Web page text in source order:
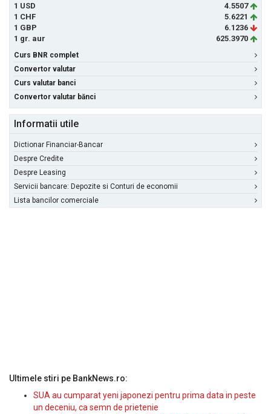
1 USD
4.5507
1 CHF
5.6221
1 GBP
6.1236
1 gr. aur
625.3970
Curs BNR complet
Convertor valutar
Curs valutar banci
Convertor valutar bănci
Informatii utile
Dictionar Financiar-Bancar
Despre Credite
Despre Leasing
Servicii bancare: Depozite si Conturi de economii
Lista bancilor comerciale
Ultimele stiri pe BankNews.ro:
SUA au cumparat yeni japonezi pentru prima data in peste
un deceniu, ca semn de prietenie